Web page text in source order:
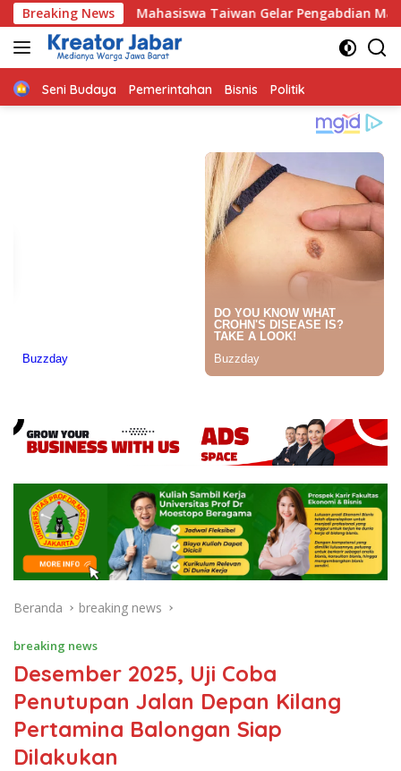
Langsung
ke
konten
Breaking News
Mahasiswa Taiwan Gelar Pengabdian Masyarakat di
Home
Seni Budaya Pemerintahan Bisnis Politik
Beranda breaking news
breaking news
Desember 2025, Uji Coba
Penutupan Jalan Depan Kilang
Pertamina Balongan Siap
Dilakukan